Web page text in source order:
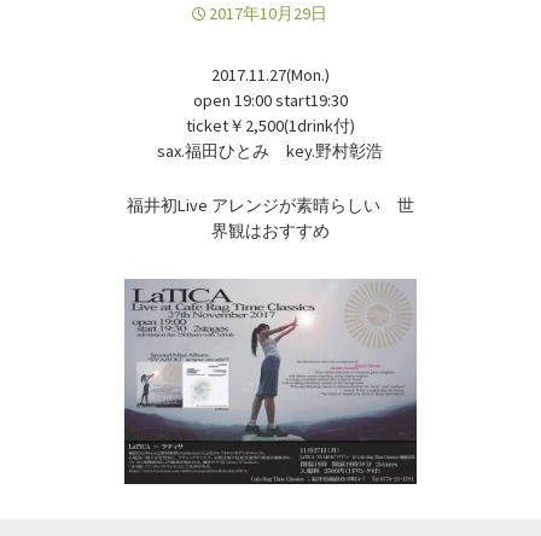
2017年10月29日
2017.11.27(Mon.)
open 19:00 start19:30
ticket￥2,500(1drink付)
sax.福田ひとみ key.野村彰浩
福井初Live アレンジが素晴らしい 世
界観はおすすめ